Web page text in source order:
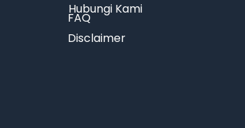
Hubungi Kami
FAQ
Disclaimer